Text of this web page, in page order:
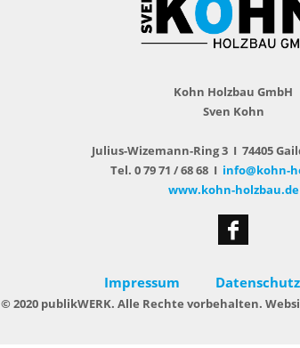
Kohn Holzbau GmbH
Sven Kohn
Julius-Wizemann-Ring 3 I 74405
Tel. 0 79 71 / 68 68 I info@kohn-
www.kohn-holzbau.de
Impressum Datenschutz
© 2020 publikWERK. Alle Rechte vorbehalten.